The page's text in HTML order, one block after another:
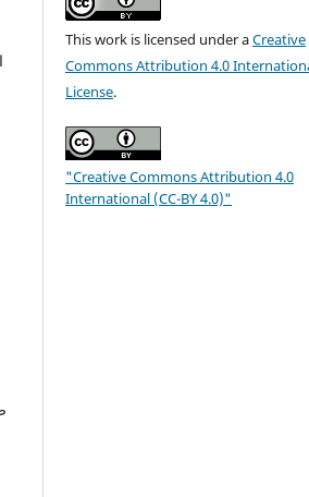
This work is licensed under aCreative
Commons Attribution 4.0
License.
"Creative Commons Attribution 4.0
International (CC-BY 4.0)"